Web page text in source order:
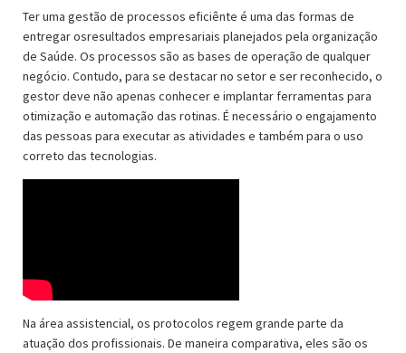
Ter uma gestão de processos eficiênte é uma das formas de
entregar osresultados empresariais planejados pela organização
de Saúde. Os processos são as bases de operação de qualquer
negócio. Contudo, para se destacar no setor e ser reconhecido, o
gestor deve não apenas conhecer e implantar ferramentas para
otimização e automação das rotinas. É necessário o engajamento
das pessoas para executar as atividades e também para o uso
correto das tecnologias.
Na área assistencial, os protocolos regem grande parte da
atuação dos profissionais. De maneira comparativa, eles são os